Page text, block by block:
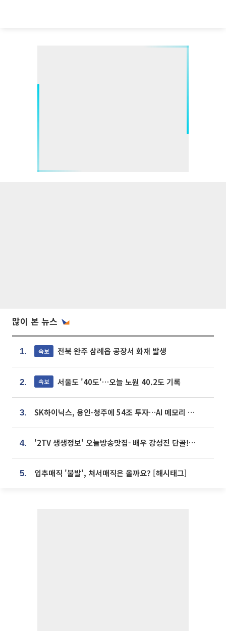
많이 본 뉴스
1. 속보 전북 완주 삼례읍 공장서 화재 발생
2. 속보 서울도 '40도'…오늘 노원 40.2도 기록
3. SK하이닉스, 용인·청주에 54조 투자…AI 메모리 생산기지 키운다
4. '2TV 생생정보' 오늘방송맛집- 배우 강성진 단골! 쌀국수ㆍ푸팟퐁 커리 맛집 '블○○○'
5. 입추매직 '불발', 처서매직은 올까요? [해시태그]